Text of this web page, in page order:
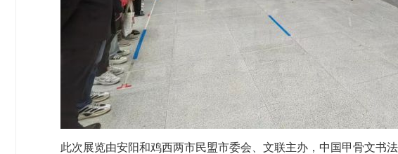
此次展览由安阳和鸡西两市民盟市委会 、文联主办，中国甲骨文书